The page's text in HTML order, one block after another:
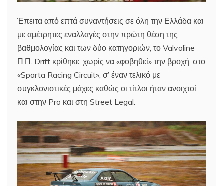
Έπειτα από επτά συναντήσεις σε όλη την Ελλάδα και
με αμέτρητες εναλλαγές στην πρώτη θέση της
βαθμολογίας και των δύο κατηγοριών, το Valvoline
Π.Π. Drift κρίθηκε, χωρίς να «φοβηθεί» την βροχή, στο
«Sparta Racing Circuit», σ’ έναν τελικό με
συγκλονιστικές μάχες καθώς οι τίτλοι ήταν ανοιχτοί
και στην Pro και στη Street Legal.